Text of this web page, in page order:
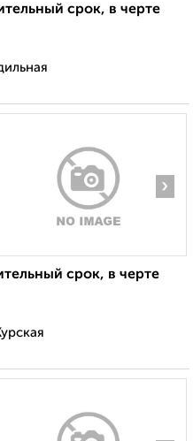
срок, в черте
›
срок, в черте